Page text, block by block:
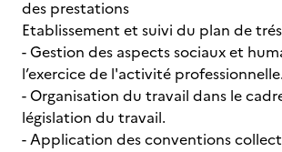
des prestations
Etablissement et suivi du plan de
- Gestion des aspects sociaux et
l’exercice de l'activité professionnelle.
- Organisation du travail dans le
législation du travail.
- Application des conventions